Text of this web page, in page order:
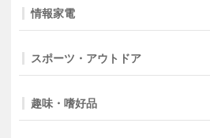
情報家電
スポーツ・アウトドア
趣味・嗜好品